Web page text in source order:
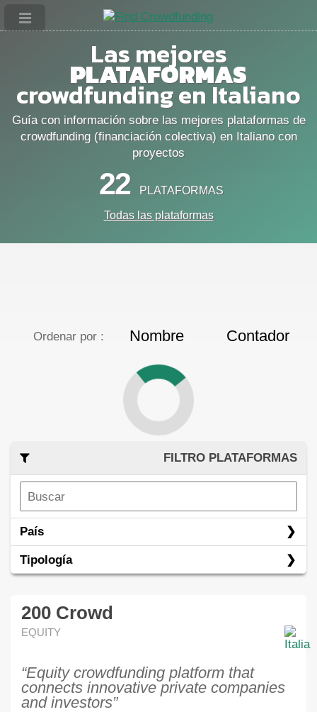
Las mejores
PLATAFORMAS
crowdfunding en Italiano
Guía con información sobre las mejores plataformas de
crowdfunding (financiación colectiva) en Italiano con
proyectos
22 PLATAFORMAS
Todas las plataformas
Ordenar por : Nombre Contador
FILTRO PLATAFORMAS
País
Tipología
200 Crowd
EQUITY
“Equity crowdfunding platform that
connects innovative private companies
and investors”